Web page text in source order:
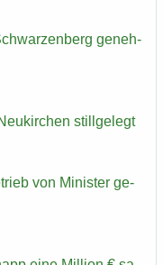
ge­neh­
still­ge­legt
von Mi­nis­ter ge­